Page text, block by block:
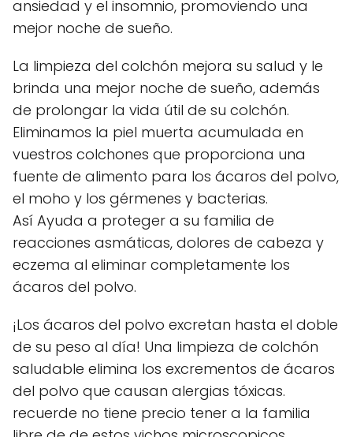
ansiedad y el insomnio, promoviendo una
mejor noche de sueño.
La limpieza del colchón mejora su salud y le
brinda una mejor noche de sueño, además
de prolongar la vida útil de su colchón.
Eliminamos la piel muerta acumulada en
vuestros colchones que proporciona una
fuente de alimento para los ácaros del polvo,
el moho y los gérmenes y bacterias.
Así Ayuda a proteger a su familia de
reacciones asmáticas, dolores de cabeza y
eczema al eliminar completamente los
ácaros del polvo.
¡Los ácaros del polvo excretan hasta el doble
de su peso al día! Una limpieza de colchón
saludable elimina los excrementos de ácaros
del polvo que causan alergias tóxicas.
recuerde no tiene precio tener a la familia